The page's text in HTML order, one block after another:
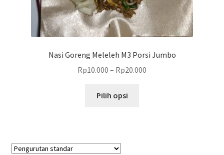
Nasi Goreng Meleleh M3 Porsi Jumbo
Rp10.000 – Rp20.000
Pilih opsi